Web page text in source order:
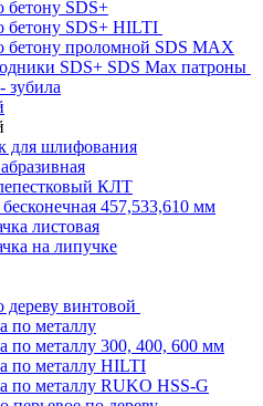
бетону SDS+
бетону SDS+ HILTI
бетону проломной SDS MAX
SDS+ SDS Max патроны
зубила
для шлифования
КЛТ
457,533,610 мм
листовая
на липучке
дереву винтовой
по металлу
по металлу 300, 400, 600 мм
по металлу HILTI
по металлу RUKO HSS-G